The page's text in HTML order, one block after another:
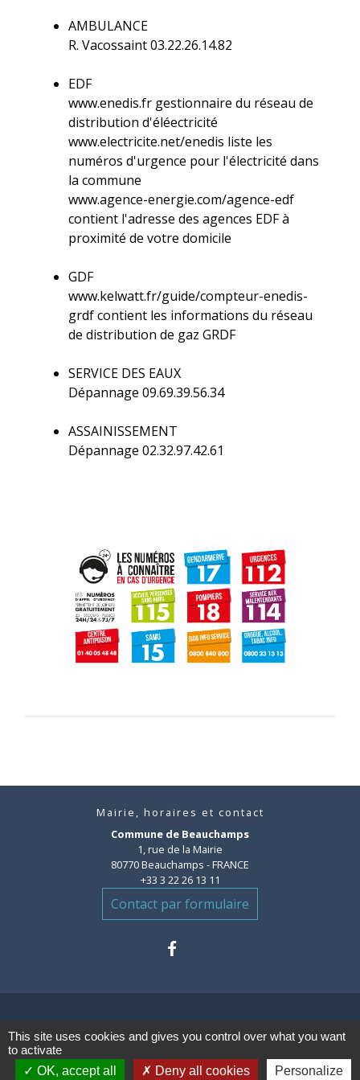
AMBULANCE
R. Vacossaint 03.22.26.14.82
EDF
www.enedis.fr gestionnaire du réseau de
distribution d'éléectricité
www.electricite.net/enedis liste les
numéros d'urgence pour l'électricité dans
la commune
www.agence-energie.com/agence-edf
contient l'adresse des agences EDF à
proximité de votre domicile
GDF
www.kelwatt.fr/guide/compteur-enedis-
grdfcontient les informations du réseau
de distribution de gaz GRDF
SERVICE DES EAUX
Dépannage 09.69.39.56.34
ASSAINISSEMENT
Dépannage 02.32.97.42.61
Mairie, horaires et contact
Commune de Beauchamps
1, rue de la Mairie
80770 Beauchamps - FRANCE
+33 3 22 26 13 11
Contact par formulaire
Liens
This site uses cookies and gives you control over what you want
to activate
OK, accept all
Deny all cookies Personalize